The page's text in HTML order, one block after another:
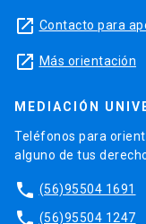
launch Contacto para
launch Más orientación
MEDIACIÓN
Teléfonos para
alguno de tus
phone (56)95504 1691
phone (56)95504 1247